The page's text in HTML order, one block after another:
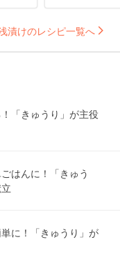
漬けのレシピ一覧へ
「きゅうり」が主役
はんに！「きゅう
に！「きゅうり」が